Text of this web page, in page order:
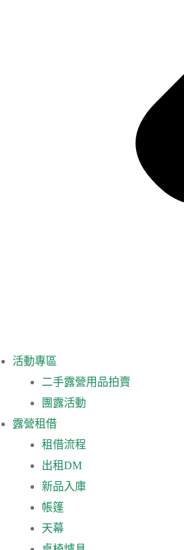
活動專區
二手露營用品拍賣
團露活動
露營租借
租借流程
出租DM
新品入庫
帳篷
天幕